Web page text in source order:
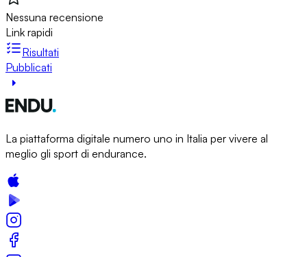
Nessuna recensione
Link rapidi
Risultati
Pubblicati
La piattaforma digitale numero uno in Italia per vivere al
meglio gli sport di endurance.